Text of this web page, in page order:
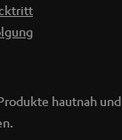
hautnah